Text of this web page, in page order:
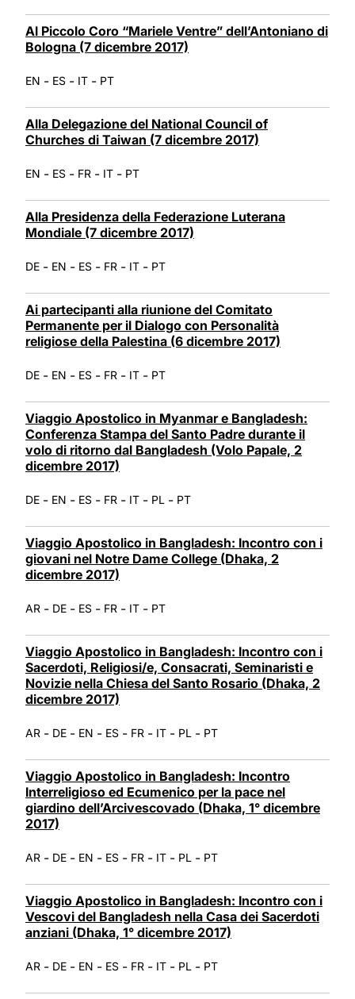
Al Piccolo Coro “Mariele Ventre” dell’Antoniano di
Bologna (7 dicembre 2017)
EN - ES - IT - PT
Alla Delegazione del National Council of
Churches di Taiwan (7 dicembre 2017)
EN - ES - FR - IT - PT
Alla Presidenza della Federazione Luterana
Mondiale (7 dicembre 2017)
DE - EN - ES - FR - IT - PT
Ai partecipanti alla riunione del Comitato
Permanente per il Dialogo con Personalità
religiose della Palestina (6 dicembre 2017)
DE - EN - ES - FR - IT - PT
Viaggio Apostolico in Myanmar e Bangladesh:
Conferenza Stampa del Santo Padre durante il
volo di ritorno dal Bangladesh (Volo Papale, 2
dicembre 2017)
DE - EN - ES - FR - IT - PL - PT
Viaggio Apostolico in Bangladesh: Incontro con i
giovani nel Notre Dame College (Dhaka, 2
dicembre 2017)
AR - DE - ES - FR - IT - PT
Viaggio Apostolico in Bangladesh: Incontro con i
Sacerdoti, Religiosi/e, Consacrati, Seminaristi e
Novizie nella Chiesa del Santo Rosario (Dhaka, 2
dicembre 2017)
AR - DE - EN - ES - FR - IT - PL - PT
Viaggio Apostolico in Bangladesh: Incontro
Interreligioso ed Ecumenico per la pace nel
giardino dell’Arcivescovado (Dhaka, 1° dicembre
2017)
AR - DE - EN - ES - FR - IT - PL - PT
Viaggio Apostolico in Bangladesh: Incontro con i
Vescovi del Bangladesh nella Casa dei Sacerdoti
anziani (Dhaka, 1° dicembre 2017)
AR - DE - EN - ES - FR - IT - PL - PT